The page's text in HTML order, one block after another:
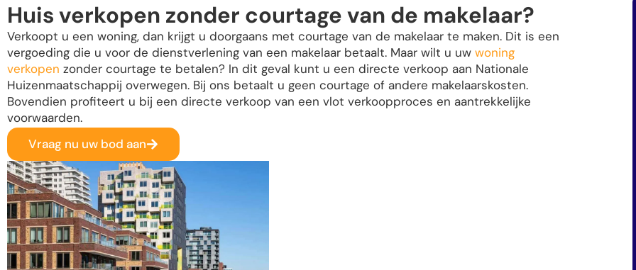
Huis verkopen zonder courtage van de makelaar?
Verkoopt u een woning, dan krijgt u doorgaans met courtage van de makelaar te maken. Dit is een
vergoeding die u voor de dienstverlening van een makelaar betaalt. Maar wilt u uw woning
verkopen zonder courtage te betalen? In dit geval kunt u een directe verkoop aan Nationale
Huizenmaatschappij overwegen. Bij ons betaalt u geen courtage of andere makelaarskosten.
Bovendien profiteert u bij een directe verkoop van een vlot verkoopproces en aantrekkelijke
voorwaarden.
Vraag nu uw bod aan